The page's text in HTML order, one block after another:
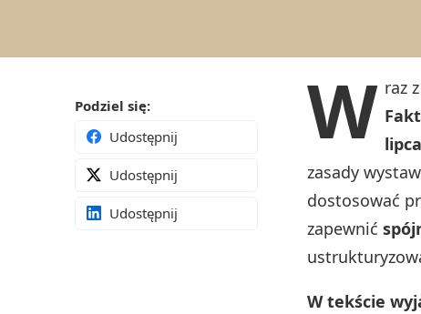
Podziel się:
Udostępnij
Udostępnij
Udostępnij
W raz
zasady
dostosować
zapewnić
W tekście